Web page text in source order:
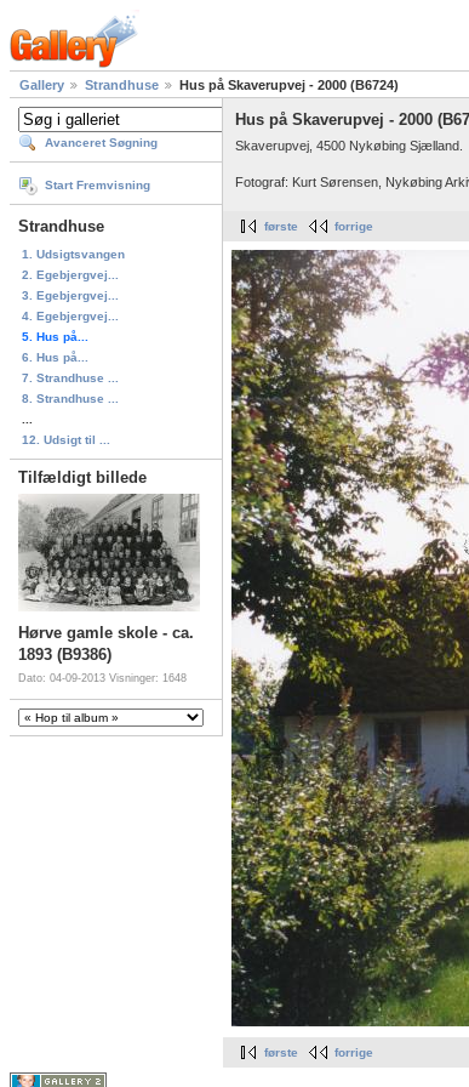
Gallery Strandhuse Hus på Skaverupvej - 2000 (B6724)
Avanceret Søgning
Start Fremvisning
Strandhuse
1. Udsigtsvangen
2. Egebjergvej...
3. Egebjergvej...
4. Egebjergvej...
5. Hus på...
6. Hus på...
7. Strandhuse ...
8. Strandhuse ...
12. Udsigt til ...
Tilfældigt billede
Hørve gamle skole - ca.
1893 (B9386)
Dato: 04-09-2013 Visninger: 1648
Hus på Skaverupvej - 2000
Skaverupvej, 4500 Nykøbing Sjælland.
Fotograf: Kurt Sørensen, Nykøbing
første forrige
første forrige